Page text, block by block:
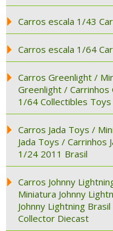
Carros escala 1/43
Carros escala 1/64
Carros Greenlight /
Greenlight / Carrinhos
1/64 Collectibles Toys
Carros Jada Toys /
Jada Toys / Carrinhos
1/24 2011 Brasil
Carros Johnny
Miniatura Johnny
Johnny Lightning
Collector Diecast